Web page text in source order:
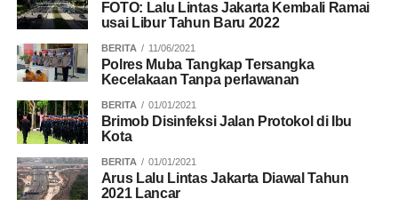
FOTO: Lalu Lintas Jakarta Kembali Ramai
usai Libur Tahun Baru 2022
BERITA 11/06/2021
Polres Muba Tangkap Tersangka
Kecelakaan Tanpa perlawanan
BERITA 01/01/2021
Brimob Disinfeksi Jalan Protokol di Ibu
Kota
BERITA 01/01/2021
Arus Lalu Lintas Jakarta Diawal Tahun
2021 Lancar